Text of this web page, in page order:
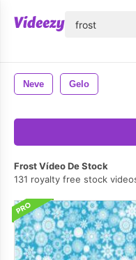
Neve Gelo
Frost Vídeo De Stock
131 royalty free stock